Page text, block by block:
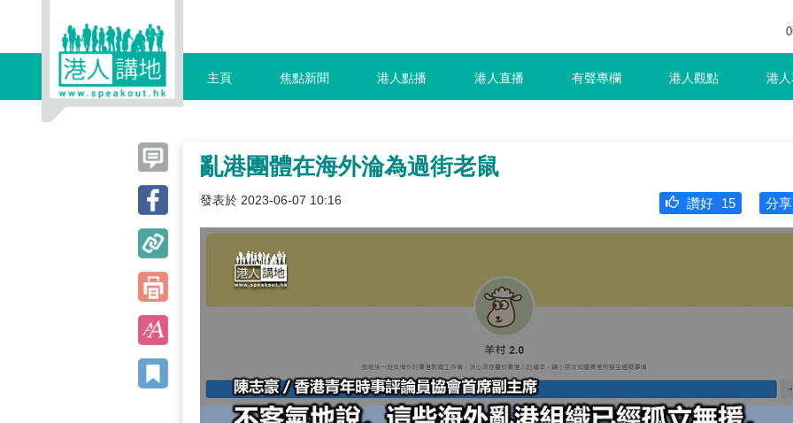
主頁 焦點新聞 港人點播 港人直播 有聲專欄 港人觀點 港
亂港團體在海外淪為過街老鼠
發表於 2023-06-07 10:16 分享
讚好 15